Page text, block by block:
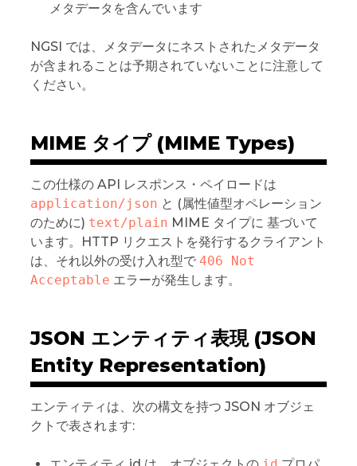
メタデータを含んでいます
NGSI では、メタデータにネストされたメタデータ
が含まれることは予期されていないことに注意して
ください。
MIME タイプ (MIME Types)
この仕様の API レスポンス・ペイロードは
application/json と (属性値型オペレーション
のために) text/plain MIME タイプに 基づいて
います。HTTP リクエストを発行するクライアント
は、それ以外の受け入れ型で 406 Not
Acceptable エラーが発生します。
JSON エンティティ表現 (JSON
Entity Representation)
エンティティは、次の構文を持つ JSON オブジェ
クトで表されます: